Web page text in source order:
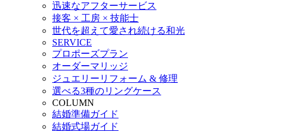
迅速なアフターサービス
接客 × 工房 × 技能士
世代を超えて愛され続ける和光
SERVICE
プロポーズプラン
オーダーマリッジ
ジュエリーリフォーム & 修理
選べる3種のリングケース
COLUMN
結婚準備ガイド
結婚式場ガイド